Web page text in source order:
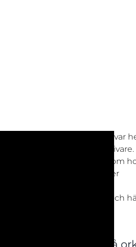
och entreprenör, och det var
utbildningen till kostrådgivare.
lockade särskilt, eftersom
hållbart hälsoarbete. Under
sitt arbete inom kost och
sover bra – men ändå